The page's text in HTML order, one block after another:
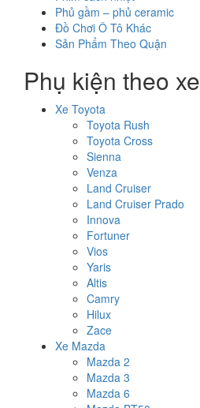
Phủ gầm – phủ ceramic
Đồ Chơi Ô Tô Khác
Sản Phẩm Theo Quận
Phụ kiện theo xe
Xe Toyota
Toyota Rush
Toyota Cross
Sienna
Venza
Land Cruiser
Land Cruiser Prado
Innova
Fortuner
Vios
Yaris
Altis
Camry
Hilux
Zace
Xe Mazda
Mazda 2
Mazda 3
Mazda 6